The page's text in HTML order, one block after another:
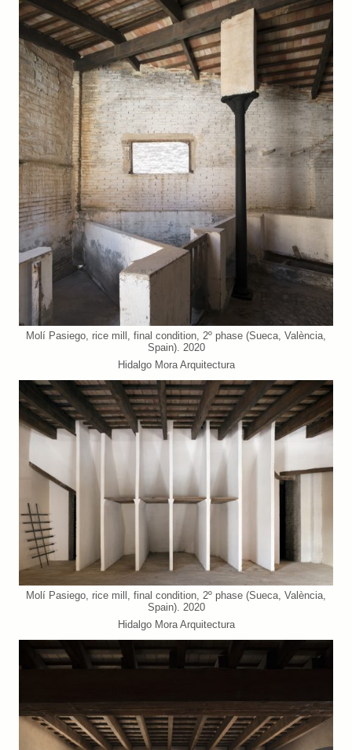
Molí Pasiego, rice mill, final condition, 2º phase (Sueca, València,
Spain). 2020
Hidalgo Mora Arquitectura
Molí Pasiego, rice mill, final condition, 2º phase (Sueca, València,
Spain). 2020
Hidalgo Mora Arquitectura